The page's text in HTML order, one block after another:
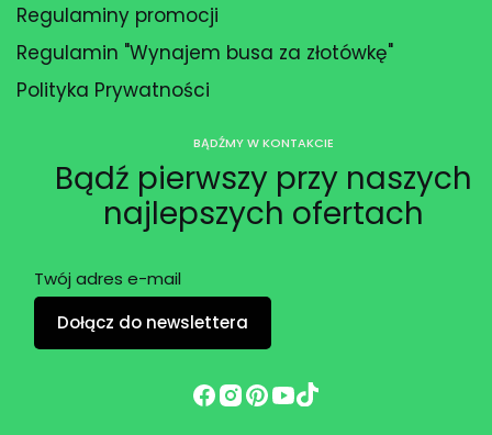
Regulaminy promocji
Regulamin "Wynajem busa za złotówkę"
Polityka Prywatności
BĄDŹMY W KONTAKCIE
Bądź pierwszy przy naszych
najlepszych ofertach
Twój adres e-mail
Dołącz do newslettera